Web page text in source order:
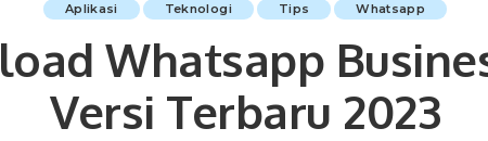
Aplikasi Teknologi Tips Whatsapp
Whatsapp
Versi Terbaru 2023